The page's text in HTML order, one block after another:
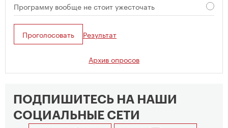
Программу вообще не стоит ужесточать
Проголосовать Результат
Архив опросов
ПОДПИШИТЕСЬ НА НАШИ
СОЦИАЛЬНЫЕ СЕТИ